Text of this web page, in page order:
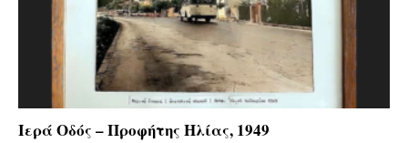
Ιερά Οδός – Προφήτης Ηλίας, 1949